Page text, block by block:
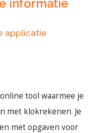
informatie
applicatie
tool waarmee je
met klokrekenen. Je
met opgaven voor